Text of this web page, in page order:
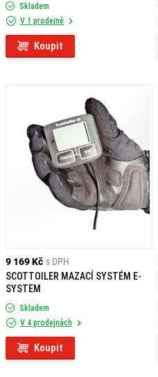
Skladem
V 1 prodejně
Koupit
9 169 Kč s DPH
SCOTTOILER MAZACÍ SYSTÉM E-
SYSTEM
Skladem
V 4 prodejnách
Koupit